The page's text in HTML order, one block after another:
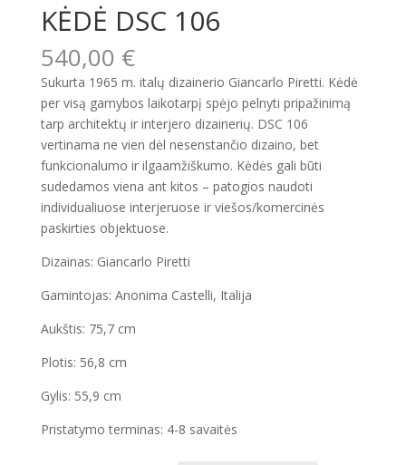
KĖDĖ DSC 106
540,00 €
Sukurta 1965 m. italų dizainerio Giancarlo Piretti. Kėdė
per visą gamybos laikotarpį spėjo pelnyti pripažinimą
tarp architektų ir interjero dizainerių. DSC 106
vertinama ne vien dėl nesenstančio dizaino, bet
funkcionalumo ir ilgaamžiškumo. Kėdės gali būti
sudedamos viena ant kitos – patogios naudoti
individualiuose interjeruose ir viešos/komercinės
paskirties objektuose.
Dizainas: Giancarlo Piretti
Gamintojas: Anonima Castelli, Italija
Aukštis: 75,7 cm
Plotis: 56,8 cm
Gylis: 55,9 cm
Pristatymo terminas: 4-8 savaitės